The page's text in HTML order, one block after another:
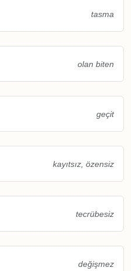
tasma
olan biten
geçit
kayıtsız, özensiz
tecrübesiz
değişmez